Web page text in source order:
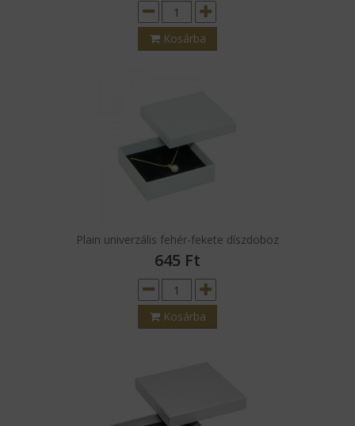
Kosárba
Plain univerzális fehér-fekete díszdoboz
645 Ft
Kosárba